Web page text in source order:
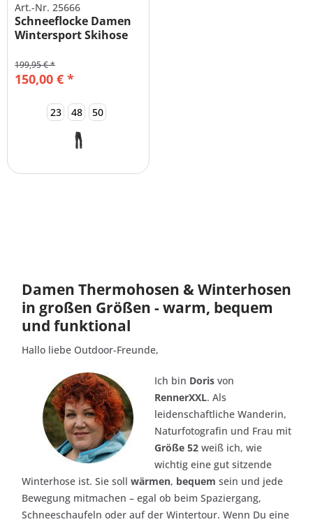
Art.-Nr. 25666
Schneeflocke Damen
Wintersport Skihose
150,00 € *
199,95 € *
23 48 50
Damen Thermohosen & Winterhosen
in großen Größen - warm, bequem
und funktional
Hallo liebe Outdoor-Freunde,
Ich bin Doris von
RennerXXL. Als
leidenschaftliche Wanderin,
Naturfotografin und Frau mit
Größe 52 weiß ich, wie
wichtig eine gut sitzende
Winterhose ist. Sie soll wärmen, bequem sein und jede
Bewegung mitmachen – egal ob beim Spaziergang,
Schneeschaufeln oder auf der Wintertour. Wenn Du eine